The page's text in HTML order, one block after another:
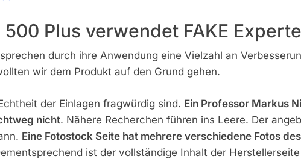
500 Plus verwendet FAKE
durch ihre Anwendung eine Vielzahl an
wir dem Produkt auf den Grund gehen.
der Einlagen fragwürdig sind. Ein Professor Markus
nicht. Nähere Recherchen führen ins Leere. Der
Eine Fotostock Seite hat mehrere verschiedene Fotos
ist der vollständige Inhalt der